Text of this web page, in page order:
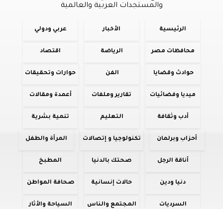
والمستجدات العربية والعالمية
الرئيسية الأخبار عربي ودولي
محافظات مصر الرياضة اقتصاد
حوادث وقضايا الفن حوارات وتحقيقات
ميديا وفضائيات تقارير وملفات أعمدة ومقالات
أدب وثقافة التعليم تنمية بشرية
أحزاب وبرلمان تكنولوجيا و إتصالات المرأة والطفل
أناقة الرجل صحتك بالدنيا المطبخ
دنيا ودين حالات إنسانية صحافة المواطن
السرديات المجتمع والناس السياحة والأثار